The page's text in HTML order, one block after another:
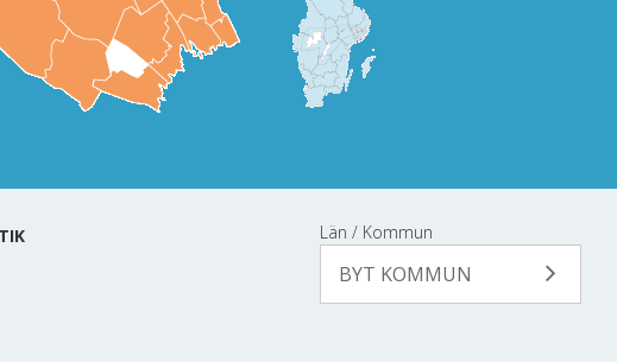
Län / Kommun
BYT KOMMUN